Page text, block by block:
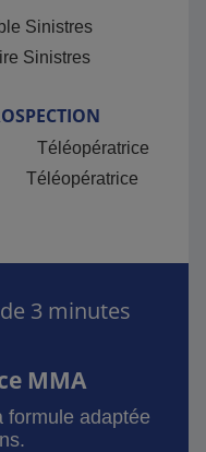
Sinistres
Sinistres
3 minutes
MMA
formule adaptée